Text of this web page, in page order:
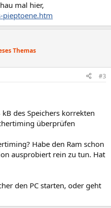
mal hier,
Themas
#3
des Speichers korrekten
überprüfen
Habe den Ram schon
ausprobiert rein zu tun. Hat
den PC starten, oder geht